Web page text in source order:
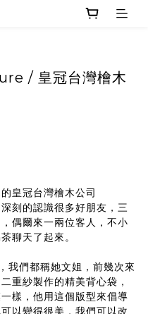
/ 皇冠台灣檜木
皇冠台灣檜木公司
刻的認識很多好朋友，三
偶爾來一兩位客人，不小
聊天了起來。
們都稱她文姐，前幾次來
重紗製作的精美背心袋，
樣，他用這個版型來倡導
以變得很美，我們可以改